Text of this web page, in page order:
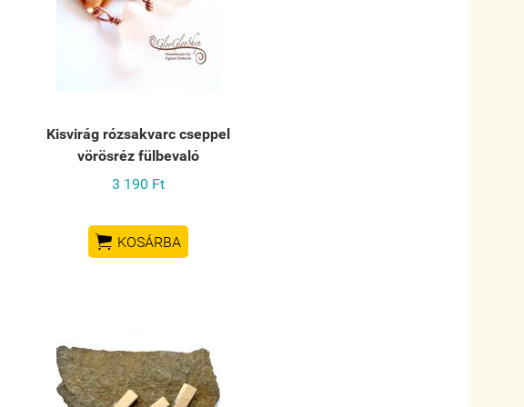
Kisvirág rózsakvarc cseppel
vörösréz fülbevaló
3 190 Ft
 KOSÁRBA